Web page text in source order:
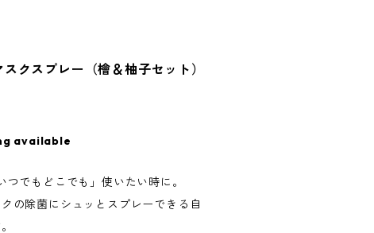
クスプレー（檜＆柚子セット）
available
でもどこでも」使いたい時に。
の除菌にシュッとスプレーできる自